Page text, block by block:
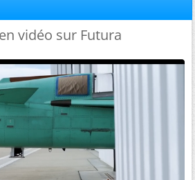
vidéo sur Futura